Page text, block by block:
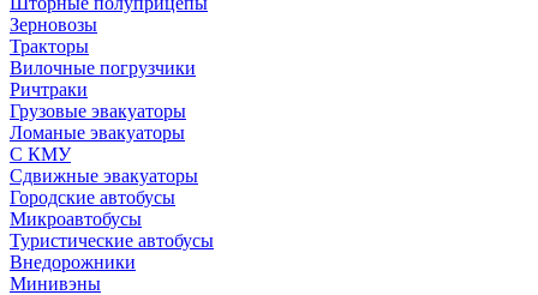
Зерновозы
Тракторы
Вилочные погрузчики
Ричтраки
Грузовые эвакуаторы
Ломаные эвакуаторы
С КМУ
Сдвижные эвакуаторы
Городские автобусы
Микроавтобусы
Туристические автобусы
Внедорожники
Минивэны